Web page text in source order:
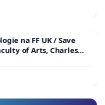
na FF UK / Save
of Arts, Charles